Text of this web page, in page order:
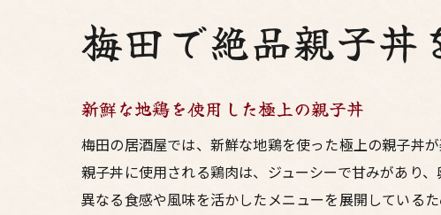
梅田で絶品親子丼
新鮮な地鶏を使用した極上の親子丼
梅田の居酒屋では、新鮮な地鶏を使った極上の親子丼
親子丼に使用される鶏肉は、ジューシーで甘みがあり
異なる食感や風味を活かしたメニューを展開している